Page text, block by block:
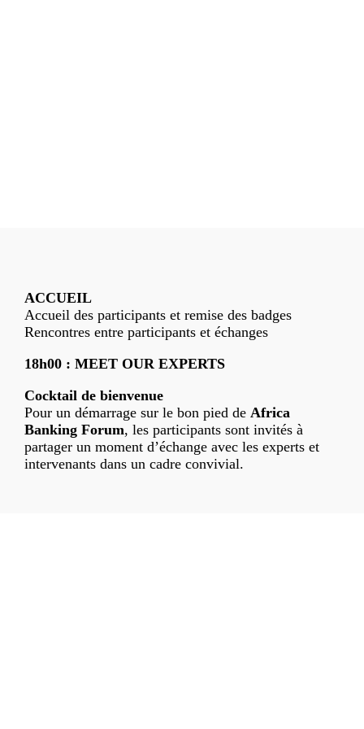
ACCUEIL
Accueil des participants et remise des badges
Rencontres entre participants et échanges
18h00 : MEET OUR EXPERTS
Cocktail de bienvenue
Pour un démarrage sur le bon pied de Africa
Banking Forum, les participants sont invités à
partager un moment d’échange avec les experts et
intervenants dans un cadre convivial.